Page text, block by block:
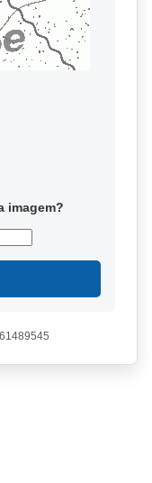
imagem?